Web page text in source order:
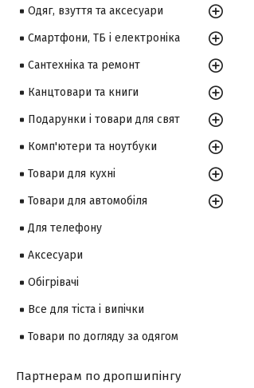
Одяг, взуття та аксесуари
Смартфони, ТБ і електроніка
Сантехніка та ремонт
Канцтовари та книги
Подарунки і товари для свят
Комп'ютери та ноутбуки
Товари для кухні
Товари для автомобіля
Для телефону
Аксесуари
Обігрівачі
Все для тіста і випічки
Товари по догляду за одягом
Партнерам по дропшипінгу